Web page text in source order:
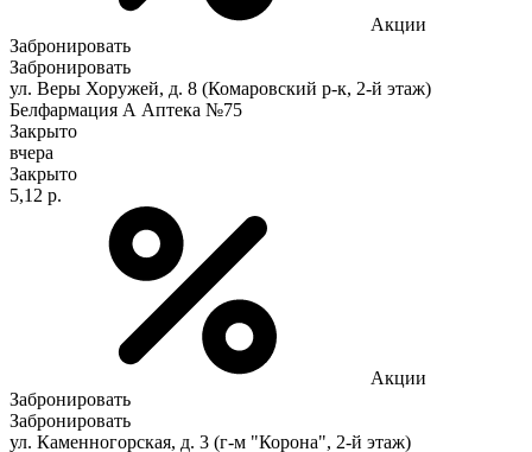
Акции
Забронировать
Забронировать
ул. Веры Хоружей, д. 8 (Комаровский р-к, 2-й этаж)
Белфармация А Аптека №75
Закрыто
вчера
Закрыто
5,12 р.
Акции
Забронировать
Забронировать
ул. Каменногорская, д. 3 (г-м "Корона", 2-й этаж)